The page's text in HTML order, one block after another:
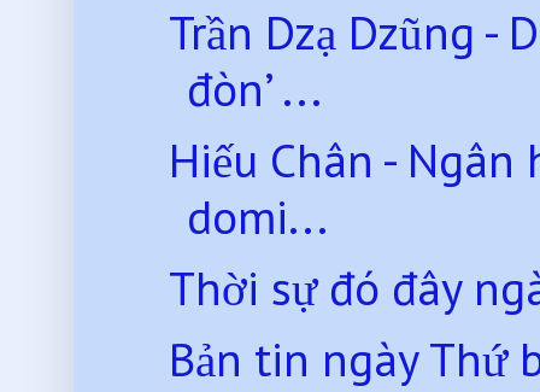
Trần Dzạ Dzũng -
đòn’ ...
Hiếu Chân -
domi...
Thời sự đó đây
Bản tin ngày Thứ